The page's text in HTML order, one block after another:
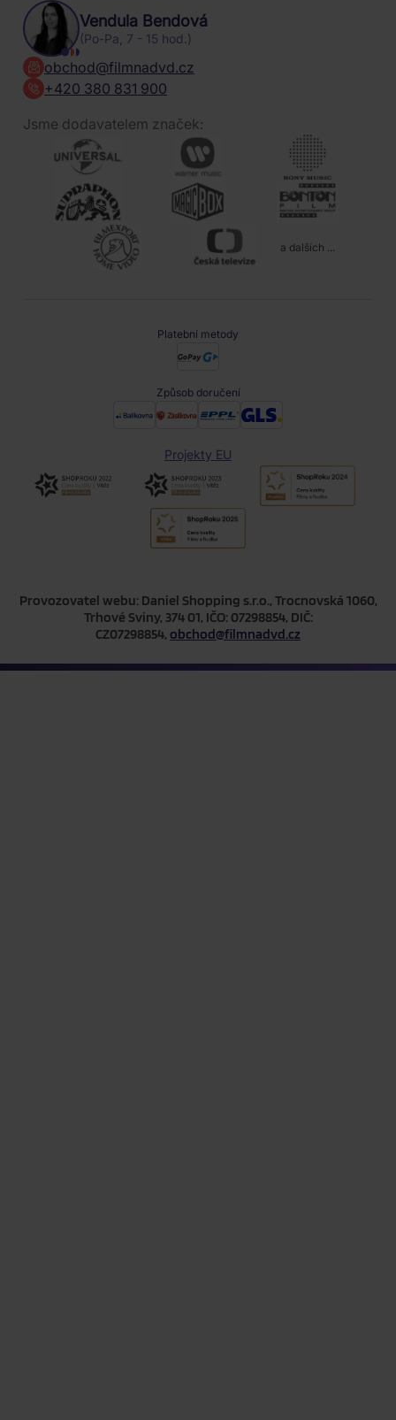
Vendula Bendová
(Po-Pa, 7 - 15 hod.)
obchod@filmnadvd.cz
+420 380 831 900
Jsme dodavatelem značek:
a dalších ...
Platební metody
Způsob doručení
Projekty EU
Provozovatel webu: Daniel Shopping s.r.o., Trocnovská 1060,
Trhové Sviny, 374 01, IČO: 07298854, DIČ:
CZ07298854, obchod@filmnadvd.cz